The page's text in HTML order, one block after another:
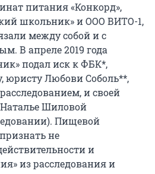
питания «Конкорд»,
школьник» и ООО ВИТО-1,
между собой и с
В апреле 2019 года
подал иск к ФБК*,
юристу Любови Соболь**,
и своей
Шиловой
Пищевой
не
и
из расследования и